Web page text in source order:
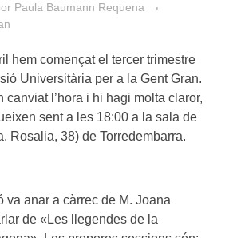
Paula Baumann Requena
hem començat el tercer trimestre
Universitària per a la Gent Gran.
canviat l’hora i hi hagi molta claror,
sent a les 18:00 a la sala de
Rosalia, 38) de Torredembarra.
va anar a càrrec de M. Joana
de «Les llegendes de la